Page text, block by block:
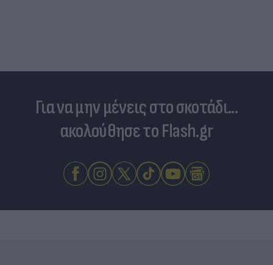
Για να μην μένεις στο σκοτάδι...
ακολούθησε το Flash.gr